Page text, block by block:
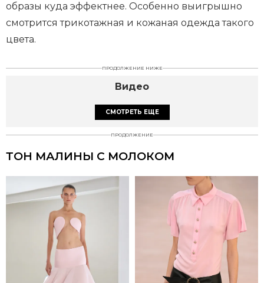
образы куда эффектнее. Особенно выигрышно
смотрится трикотажная и кожаная одежда такого
цвета.
ПРОДОЛЖЕНИЕ НИЖЕ
Видео
СМОТРЕТЬ ЕЩЕ
ПРОДОЛЖЕНИЕ
ТОН МАЛИНЫ С МОЛОКОМ